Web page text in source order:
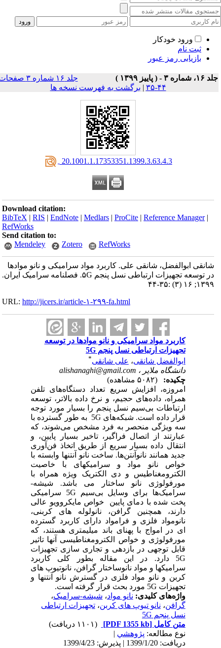
ورود خودکار
ثبت نام
بازیابی رمز عبور
شماره ۳ - ( پاييز ۱۳۹۹ )
جلد ۱۶ شماره ۳ صفحات
۴۴-۳۵
| برگشت به فهرست نسخه ها
‎ 20.1001.1.17353351.1399.3.63.4.3
Download citation:
BibTeX |RIS |EndNote |Medlars |ProCite |Reference Manager
RefWorks
Send citation to:
Mendeley
Zotero RefWorks
شانقی ابوالفضل، شانقی علی. کاربرد مواد سرامیکی و نانو موادها
در توسعه تجهیزات ارتباطی نسل پنجم ۵G. فصلنامه سرامیک ایران.
۱۳۹۹; ۱۶ (۳) :۳۵-۴۴
URL:http://jicers.ir/article-۱-۲۹۹-fa.html
کاربرد مواد سرامیکی و نانو موادها در توسعه
تجهیزات ارتباطی نسل پنجم 5G
ابوالفضل شانقی،علی شانقی
دانشگاه ملایر ، alishanaghi@gmail.com
چکیده:
امروزه، افزایش سریع تعداد دستگاه‌های تلفن
همراه، داده‌های حجیم، و نرخ داده بالاتر، توسعه
ارتباطات بی‌سیم نسل پنجم را بسیار مورد توجه
قرار داده است. شبکه‌های5Gبه طور گسترده با
سه ویژگی منحصر به فرد مشخص می‌شوند، که
عبارتند از اتصال فراگیر، تاخیر بسیار پایین، و
انتقال داده بسیار سریع از طریق اتخاذ فن‌آوری
جدید همانند نانوآنتن‌ها. ساخت نانو آنتن­ها وابسته با
خواص نانو مواد و سرامیکهای با خاصیت
الکترومغناطیس و دی الکتریک ویژه همراه با
مورفولوژی نانو ساختار می باشد. شیشه-
سرامیک‌ها برای وسایل بی‌سیم 5Gسرامیکی
پخت شده با دمای پایین خواص مایکروویو عالی
دارند، همچنین گرافن، نانولوله های کربنی،
نانومواد فلزی و فرامواد دارای کاربرد گسترده
ای در امواج با پهنای باند میلیمتری هستند، که
مورفولوژی و خواص الکترومغناطیسی آنها تاثیر
قابل توجهی در بازدهی و تجاری سازی تجهیزات
5Gدارد. در این مقاله بطور کلی کاربرد
سرامیکها و مواد نانوساختار گرافن، نانوتیوپ های
کربن و نانو مواد فلزی در گسترش نانو آنتن­ها و
تجهیزات5Gمورد بحث قرار گرفته است.
واژه‌های کلیدی:نانو مواد ،شیشه-سرامیک،
گرافن،نانو تیوپ های کربن،تجهیزات ارتباطی
نسل پنجم 5G
متن کامل[PDF 1355 kb]
نوع مطالعه:پژوهشي|
دریافت: 1399/1/20 | پذیرش: 1399/4/23